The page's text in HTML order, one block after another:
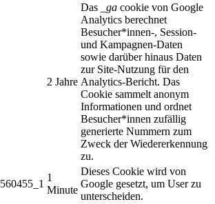
2 Jahre
Das _ga cookie von Google
Analytics berechnet
Besucher*innen-, Session-
und Kampagnen-Daten
sowie darüber hinaus Daten
zur Site-Nutzung für den
Analytics-Bericht. Das
Cookie sammelt anonym
Informationen und ordnet
Besucher*innen zufällig
generierte Nummern zum
Zweck der Wiedererkennung
zu.
1
Minute
Dieses Cookie wird von
Google gesetzt, um User zu
unterscheiden.